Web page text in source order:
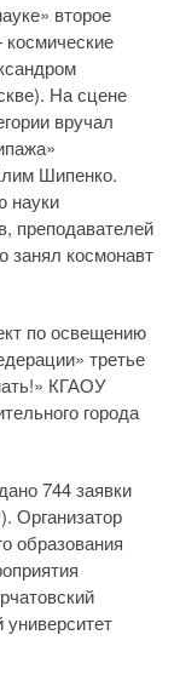
второе
На сцене
вручал
Шипенко.
науки
преподавателей
занял космонавт
по освещению
третье
КГАОУ
города
744 заявки
Организатор
образования
университет